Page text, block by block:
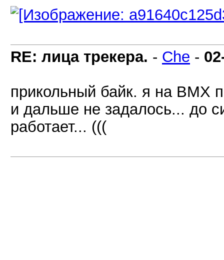
RE: лица трекера. - Che -
прикольный байк. я на BMX
и дальше не задалось... до
работает... (((